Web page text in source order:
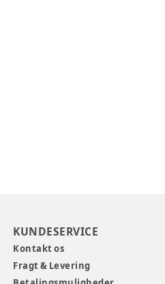
KUNDESERVICE
Kontakt os
Fragt & Levering